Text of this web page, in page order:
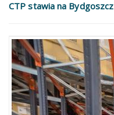
CTP stawia na Bydgoszcz